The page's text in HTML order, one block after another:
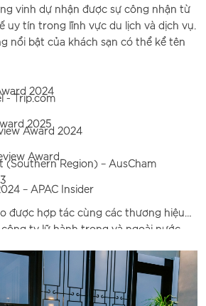
vinh dự nhận được sự công nhận từ
uy tín trong lĩnh vực du lịch và dịch vụ.
nổi bật của khách sạn có thể kể tên
2024
2025
Award
– APAC Insider
- Trip.com
Award 2024
(Southern Region) – AusCham
được hợp tác cùng các thương hiệu
ty lữ hành trong và ngoài nước,
biết ơn sự tin tưởng từ hàng ngàn
nước, những vị khách đã chọn
chân lý tưởng tại Đà Nẵng. Tiếp tục